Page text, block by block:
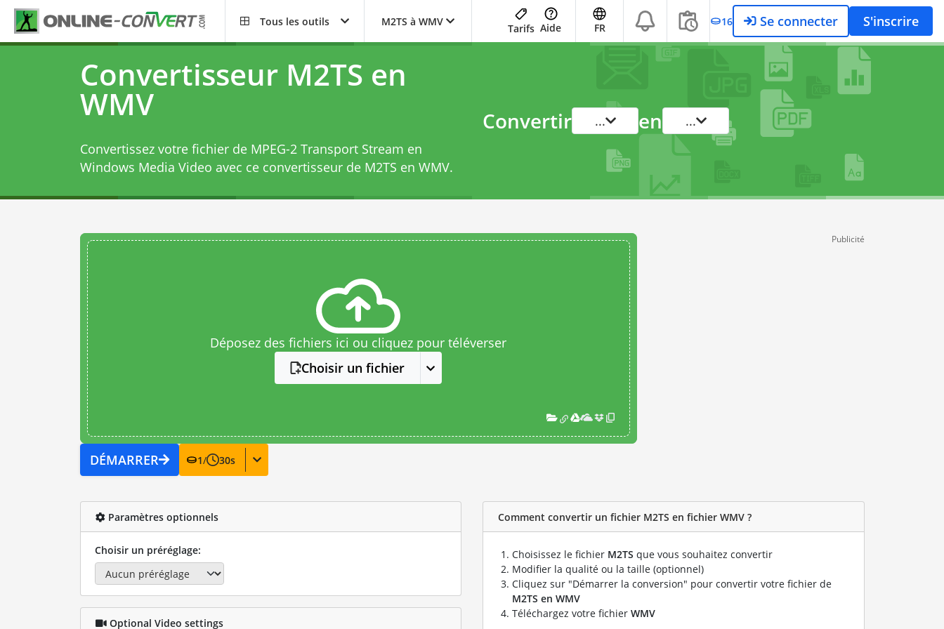
Tous les outils M2TS à WMV
Tarifs Aide FR 16 Se connecter S'inscrire
Convertisseur M2TS en
WMV
Convertissez votre fichier de MPEG-2 Transport Stream en
Windows Media Video avec ce convertisseur de M2TS en WMV.
Convertir ... en ...
Déposez des fichiers ici ou cliquez pour téléverser
Choisir un fichier
DÉMARRER 1/ 30s
Publicité
Paramètres optionnels
Choisir un préréglage:
Optional Video settings
Comment convertir un fichier M2TS en fichier WMV ?
Choisissez le fichier M2TS que vous souhaitez convertir
Modifier la qualité ou la taille (optionnel)
Cliquez sur "Démarrer la conversion" pour convertir votre fichier de
M2TS en WMV
Téléchargez votre fichier WMV